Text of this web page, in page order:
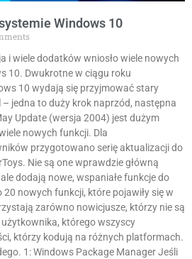
Windows 10
i wiele dodatków wniosło wiele nowych
10. Dwukrotne w ciągu roku
10 wydają się przyjmować stary
jedna to duży krok naprzód, następna
Update (wersja 2004) jest dużym
nowych funkcji. Dla
przygotowano serię aktualizacji do
Nie są one wprawdzie główną
dodają nowe, wspaniałe funkcje do
nowych funkcji, które pojawiły się w
zarówno nowicjusze, którzy nie są
którego wszyscy
którzy kodują na różnych platformach.
1: Windows Package Manager Jeśli